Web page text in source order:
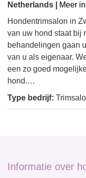
Netherlands |
Meer
Hondentrimsalon in
van uw hond staat bij
behandelingen gaan
van u als eigenaar.
een zo goed
hond.…
Type bedrijf:
Informatie over